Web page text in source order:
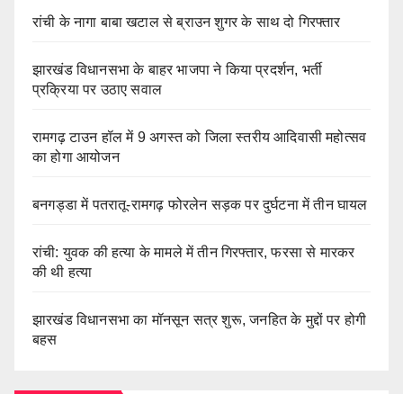
रांची के नागा बाबा खटाल से ब्राउन शुगर के साथ दो गिरफ्तार
झारखंड विधानसभा के बाहर भाजपा ने किया प्रदर्शन, भर्ती
प्रक्रिया पर उठाए सवाल
रामगढ़ टाउन हॉल में 9 अगस्त को जिला स्तरीय आदिवासी महोत्सव
का होगा आयोजन
बनगड्डा में पतरातू-रामगढ़ फोरलेन सड़क पर दुर्घटना में तीन घायल
रांची: युवक की हत्या के मामले में तीन गिरफ्तार, फरसा से मारकर
की थी हत्या
झारखंड विधानसभा का मॉनसून सत्र शुरू, जनहित के मुद्दों पर होगी
बहस